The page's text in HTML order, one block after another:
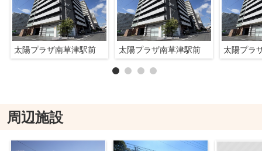
太陽プラザ南草津駅前 太陽プラザ南草津駅前 太陽プラ
周辺施設